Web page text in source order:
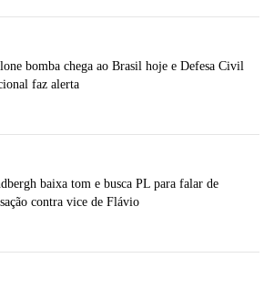
bomba chega ao Brasil hoje e Defesa Civil
faz alerta
baixa tom e busca PL para falar de
contra vice de Flávio